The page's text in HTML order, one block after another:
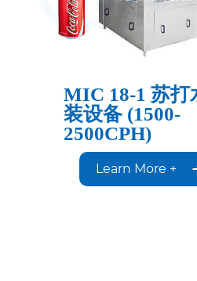
MIC 18-1 苏打
装设备 (1500-
2500CPH)
Learn More +